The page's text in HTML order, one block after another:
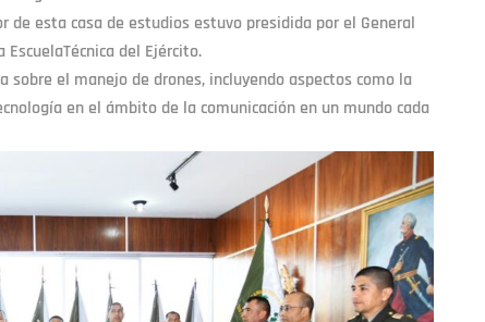
de esta casa de estudios estuvo presidida por el General
del Ejército.
sobre el manejo de drones, incluyendo aspectos como la
en el ámbito de la comunicación en un mundo cada